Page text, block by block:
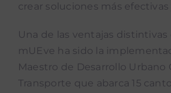
crear soluciones más
Una de las ventajas distintivas
mUEve ha sido la
Maestro de Desarrollo Urbano
Transporte que abarca 15